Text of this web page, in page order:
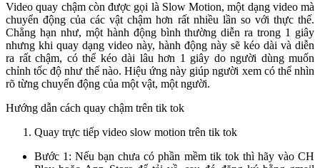
Video quay chậm còn được gọi là Slow Motion, một dạng video mà
chuyển động của các vật chậm hơn rất nhiều lần so với thực thế.
Chẳng hạn như, một hành động bình thường diễn ra trong 1 giây
nhưng khi quay dạng video này, hành động này sẽ kéo dài và diễn
ra rất chậm, có thể kéo dài lâu hơn 1 giây do người dùng muốn
chỉnh tốc độ như thế nào. Hiệu ứng này giúp người xem có thể nhìn
rõ từng chuyển động của một vật, một người.
Hướng dẫn cách quay chậm trên tik tok
Quay trực tiếp video slow motion trên tik tok
Bước 1: Nếu bạn chưa có phần mềm tik tok thì hãy vào CH